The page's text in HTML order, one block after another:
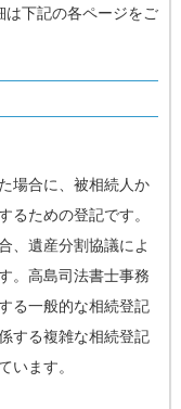
は下記の各ページをご
場合に、被相続人か
るための登記です。
、遺産分割協議によ
。高島司法書士事務
る一般的な相続登記
する複雑な相続登記
います。